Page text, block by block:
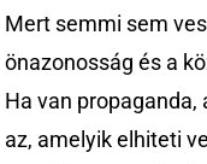
Mert semmi sem
önazonosság és a
Ha van
az, amelyik elhiteti